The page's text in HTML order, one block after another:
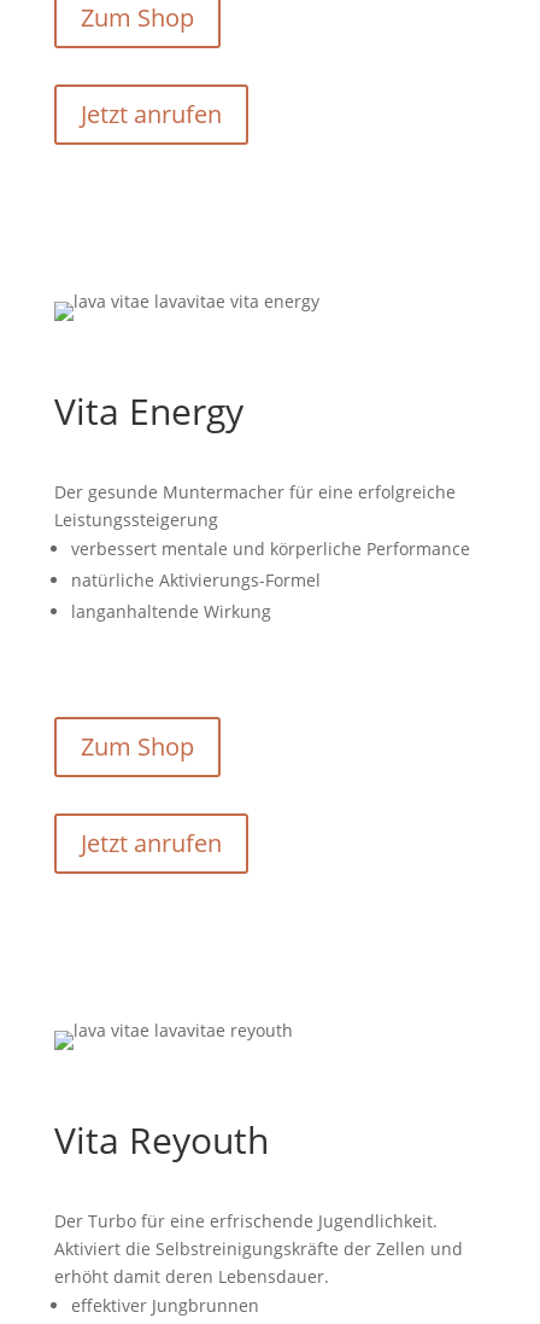
Zum Shop
Jetzt anrufen
Vita Energy
Der gesunde Muntermacher für eine erfolgreiche
Leistungssteigerung
verbessert mentale und körperliche Performance
natürliche Aktivierungs-Formel
langanhaltende Wirkung
Zum Shop
Jetzt anrufen
Vita Reyouth
Der Turbo für eine erfrischende Jugendlichkeit.
Aktiviert die Selbstreinigungskräfte der Zellen und
erhöht damit deren Lebensdauer.
effektiver Jungbrunnen